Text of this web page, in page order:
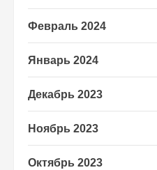
Февраль 2024
Январь 2024
Декабрь 2023
Ноябрь 2023
Октябрь 2023